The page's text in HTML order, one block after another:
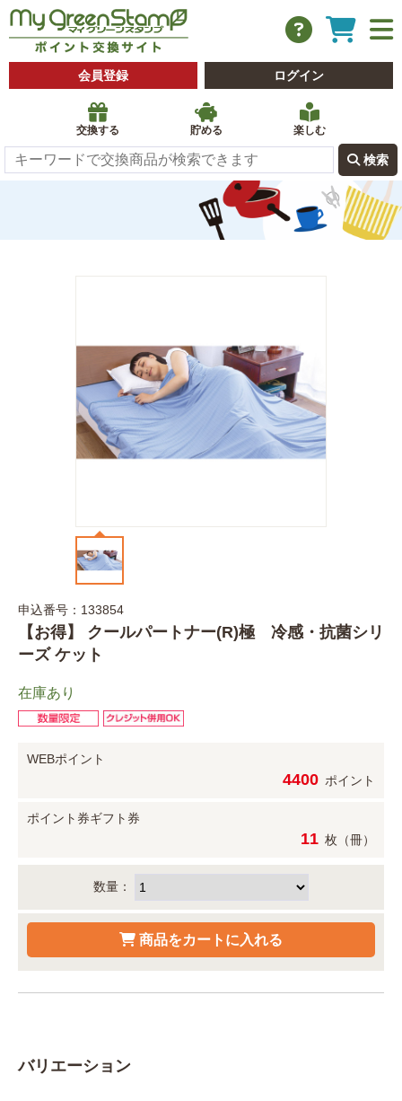
会員登録 ログイン
交換する 貯める 楽しむ
 検索
申込番号：133854
【お得】 クールパートナー(R)極 冷感・抗菌シリ
ーズ ケット
在庫あり
WEBポイント
4400 ポイント
ポイント券ギフト券
11 枚（冊）
数量：
バリエーション